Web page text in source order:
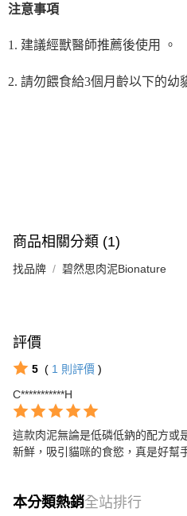
注意事項
1. 建議經獸醫師推薦後使用 。
2. 請勿餵食給3個月齡以下的幼
商品相關分類 (1)
找品牌 碧然思肉泥Bionature
評價
5 ( 1 則評價 )
C***********H
這款肉泥無論是低磷低鈉的配方或
新鮮，吸引貓咪的食慾，真是好幫
本分類熱銷全站排行